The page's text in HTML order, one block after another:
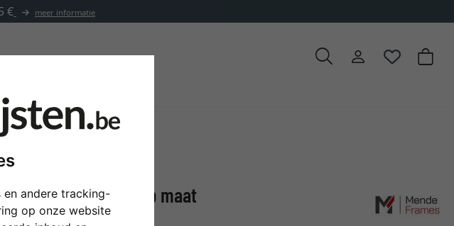
en andere tracking-
op onze website
€ meer informatie
kader Senkele op maat